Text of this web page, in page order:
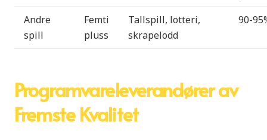
Andre
spill
Femti
pluss
Tallspill, lotteri,
skrapelodd
90-
Programvareleverandører av
Fremste Kvalitet